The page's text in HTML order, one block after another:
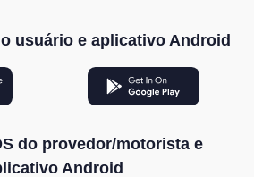
usuário e aplicativo Android
do provedor/motorista e
Android